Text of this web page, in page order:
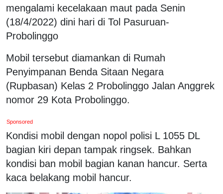
mengalami kecelakaan maut pada Senin
(18/4/2022) dini hari di Tol Pasuruan-
Probolinggo
Mobil tersebut diamankan di Rumah
Penyimpanan Benda Sitaan Negara
(Rupbasan) Kelas 2 Probolinggo Jalan Anggrek
nomor 29 Kota Probolinggo.
Sponsored
Kondisi mobil dengan nopol polisi L 1055 DL
bagian kiri depan tampak ringsek. Bahkan
kondisi ban mobil bagian kanan hancur. Serta
kaca belakang mobil hancur.